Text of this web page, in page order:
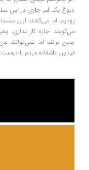
یک امر جاری در این مملکت
اما می‌گفتند این مسلمان
اجازه کار نداری، یعنی
بزنند اما نمی‌توانند من را
عاشقانه مردم را دوست داشت